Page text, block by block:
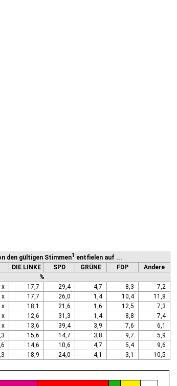
den gültigen Stimmen1 entfielen auf ...
DIE LINKE SPD GRÜNE FDP
Andere
%
x 17,7 29,4 4,7 8,3
7,2
x 17,7 26,0 1,4 10,4
11,8
x 18,1 21,6 1,6 12,5
7,3
x 12,6 31,3 1,4 8,8
7,4
x 13,6 39,4 3,9 7,6
6,1
15,6 14,7 3,8 9,7
5,9
14,6 10,6 4,7 5,4
9,6
18,9 24,0 4,1 3,1 10,5